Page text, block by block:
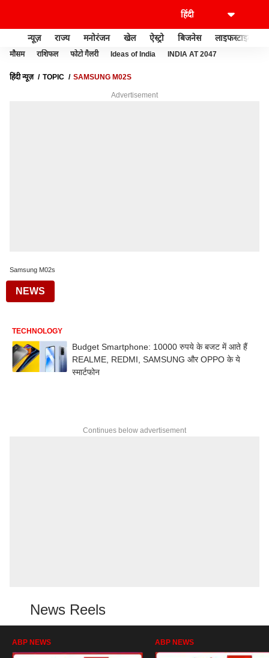
न्यूज़ राज्य मनोरंजन खेल ऐस्ट्रो बिजनेस लाइफस्टाइल
मौसम राशिफल फोटो गैलरी Ideas of India INDIA AT 2047
हिंदी न्यूज़ TOPIC SAMSUNG M02S
Advertisement
Samsung M02s
NEWS
TECHNOLOGY
Budget Smartphone: 10000 रुपये के बजट में आते हैं
REALME, REDMI, SAMSUNG और OPPO के ये
स्मार्टफोन
Continues below advertisement
News Reels
ABP NEWS ABP NEWS